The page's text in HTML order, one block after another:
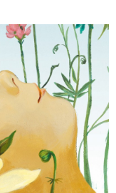
« Dr Wertham / L’homme qui étudia les tueurs en série » - Un Métier à Risque !
« Le Vent dand les Saules » - Une Belle Histoire !
Yoshi and the mysterious book